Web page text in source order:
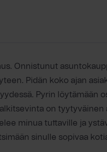
Onnistunut
Pidän koko ajan
Pyrin löytämään
on tyytyväinen
minua tuttaville ja
sinulle sopivaa